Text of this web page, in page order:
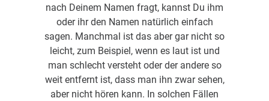
nach Deinem Namen fragt, kannst Du ihm
oder ihr den Namen natürlich einfach
sagen. Manchmal ist das aber gar nicht so
leicht, zum Beispiel, wenn es laut ist und
man schlecht versteht oder der andere so
weit entfernt ist, dass man ihn zwar sehen,
aber nicht hören kann. In solchen Fällen